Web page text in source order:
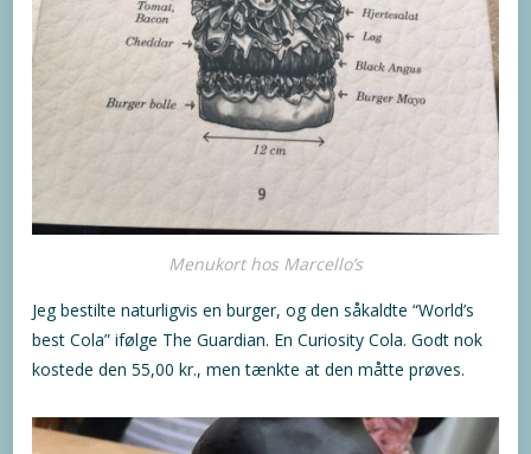
Menukort hos Marcello’s
Jeg bestilte naturligvis en burger, og den såkaldte “World’s
best Cola” ifølge The Guardian. En Curiosity Cola. Godt nok
kostede den 55,00 kr., men tænkte at den måtte prøves.